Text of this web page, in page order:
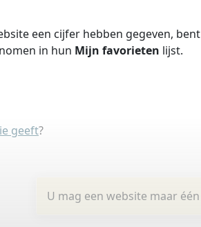
een cijfer hebben gegeven,
in hun Mijn favorieten lijst.
geeft?
U mag een website maar